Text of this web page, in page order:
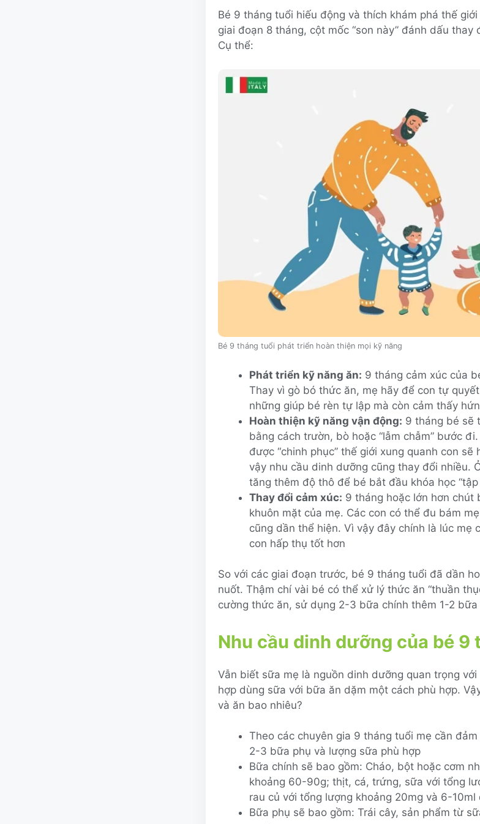
Bé 9 tháng tuổi hiếu động và thích khám phá thế
giai đoạn 8 tháng, cột mốc “son này” đánh dấu
Cụ thể:
Bé 9 tháng tuổi phát triển hoàn thiện mọi kỹ năng
Phát triển kỹ năng ăn: 9 tháng cảm xúc của
Thay vì gò bó thức ăn, mẹ hãy để con tự
những giúp bé rèn tự lập mà còn cảm thấy
Hoàn thiện kỹ năng vận động: 9 tháng bé sẽ
bằng cách trườn, bò hoặc “lẫm chẫm” bước
được “chinh phục” thế giới xung quanh con sẽ
vậy nhu cầu dinh dưỡng cũng thay đổi nhiều.
tăng thêm độ thô để bé bắt đầu khóa học “tập
Thay đổi cảm xúc: 9 tháng hoặc lớn hơn chút
khuôn mặt của mẹ. Các con có thể đu bám
cũng dần thể hiện. Vì vậy đây chính là lúc mẹ
con hấp thụ tốt hơn
So với các giai đoạn trước, bé 9 tháng tuổi đã dần
nuốt. Thậm chí vài bé có thể xử lý thức ăn “thuần
cường thức ăn, sử dụng 2-3 bữa chính thêm 1-2 bữa
Nhu cầu dinh dưỡng của bé 9
Vẫn biết sữa mẹ là nguồn dinh dưỡng quan trọng
hợp dùng sữa với bữa ăn dặm một cách phù hợp.
và ăn bao nhiêu?
Theo các chuyên gia 9 tháng tuổi mẹ cần
2-3 bữa phụ và lượng sữa phù hợp
Bữa chính sẽ bao gồm: Cháo, bột hoặc cơm
khoảng 60-90g; thịt, cá, trứng, sữa với tổng
rau củ với tổng lượng khoảng 20mg và 6-10ml
Bữa phụ sẽ bao gồm: Trái cây, sản phẩm từ